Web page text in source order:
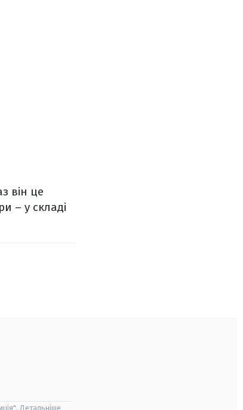
він це
– у складі
Детальніше